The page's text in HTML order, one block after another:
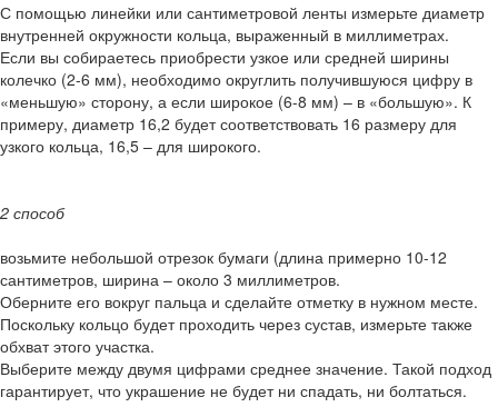
С помощью линейки или сантиметровой ленты измерьте диаметр
внутренней окружности кольца, выраженный в миллиметрах.
Если вы собираетесь приобрести узкое или средней ширины
колечко (2-6 мм), необходимо округлить получившуюся цифру в
«меньшую» сторону, а если широкое (6-8 мм) – в «большую». К
примеру, диаметр 16,2 будет соответствовать 16 размеру для
узкого кольца, 16,5 – для широкого.
2 способ
возьмите небольшой отрезок бумаги (длина примерно 10-12
сантиметров, ширина – около 3 миллиметров.
Оберните его вокруг пальца и сделайте отметку в нужном месте.
Поскольку кольцо будет проходить через сустав, измерьте также
обхват этого участка.
Выберите между двумя цифрами среднее значение. Такой подход
гарантирует, что украшение не будет ни спадать, ни болтаться.